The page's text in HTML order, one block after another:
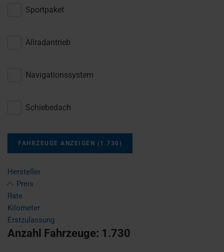
Sportpaket
Allradantrieb
Navigationssystem
Schiebedach
FAHRZEUGE ANZEIGEN (1.730 )
Hersteller
Preis
Rate
Kilometer
Erstzulassung
Anzahl Fahrzeuge: 1.730